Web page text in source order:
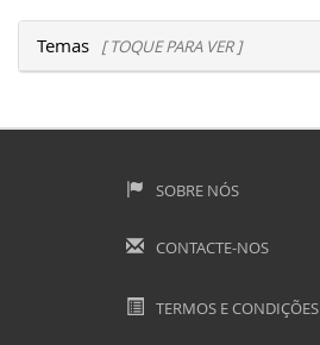
Temas [ TOQUE PARA VER ]
SOBRE NÓS
CONTACTE-NOS
TERMOS E CONDIÇÕES